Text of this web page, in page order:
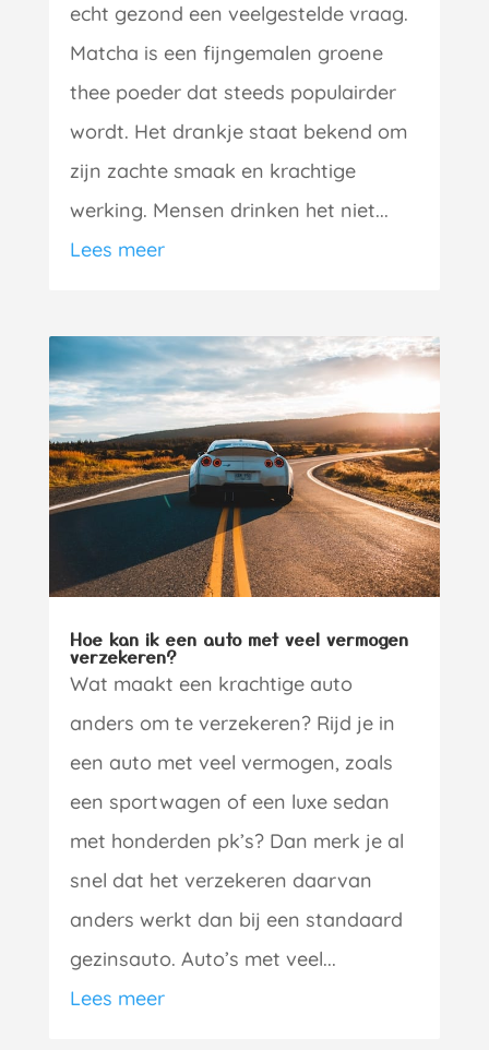
echt gezond een veelgestelde vraag.
Matcha is een fijngemalen groene
thee poeder dat steeds populairder
wordt. Het drankje staat bekend om
zijn zachte smaak en krachtige
werking. Mensen drinken het niet...
Lees meer
Hoe kan ik een auto met veel vermogen
verzekeren?
Wat maakt een krachtige auto
anders om te verzekeren? Rijd je in
een auto met veel vermogen, zoals
een sportwagen of een luxe sedan
met honderden pk’s? Dan merk je al
snel dat het verzekeren daarvan
anders werkt dan bij een standaard
gezinsauto. Auto’s met veel...
Lees meer